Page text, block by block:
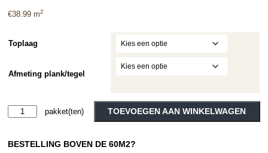
€38.99 m2
Toplaag
Afmeting plank/tegel
Moduleo
46915
TOEVOEGEN AAN WINKELWAGEN
BESTELLING BOVEN DE 60M2?